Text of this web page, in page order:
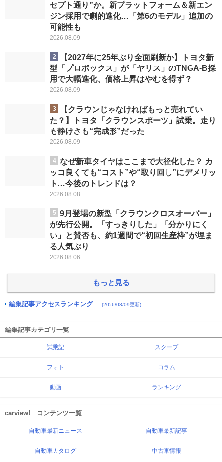
セプト通り”か。新プラットフォーム＆新エン
ジン採用で劇的進化…「第6のモデル」追加の
可能性も
2026.08.09
2
【2027年に25年ぶり全面刷新か】トヨタ新
型「プロボックス」が「ヤリス」のTNGA-B採
用で大幅進化、価格上昇はやむを得ず？
2026.08.09
3
【クラウンじゃなければもっと売れてい
た？】トヨタ「クラウンスポーツ」試乗。走り
も静けさも“完成形”だった
2026.08.09
4
なぜ新車タイヤはここまで大径化した？ カ
ッコ良くても“コスト”や“取り回し”にデメリッ
ト…今後のトレンドは？
2026.08.08
5
9月登場の新型「クラウンクロスオーバー」
が先行公開。「すっきりした」「分かりにく
い」と賛否も、約1週間で“初回生産枠”が埋ま
る人気ぶり
2026.08.06
もっと見る
編集記事アクセスランキング (2026/08/09更新)
編集記事カテゴリ一覧
試乗記 スクープ
フォト コラム
動画 ランキング
carview! コンテンツ一覧
自動車最新ニュース 自動車最新記事
自動車カタログ 中古車情報